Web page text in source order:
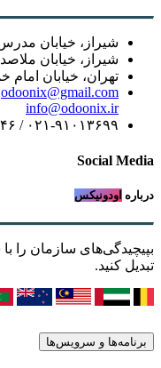
شیراز، خیابان
شیراز، خیابان
تهران، خیابان امام
odoonix@gmail.com
info@odoonix.ir
۰۲۱-۹۱۰۱۳۶۹۹ / ۰۹۹۶۱۲۳۹۷۴۶ / ۰۹۱۰۱۹۸۱۷۱۳-۱۴
Social Media
درباره اودونیکس
بپیچیدگی‌های سازمان را
تبدیل کنید.
برنامه‌ها و سرویس‌ها